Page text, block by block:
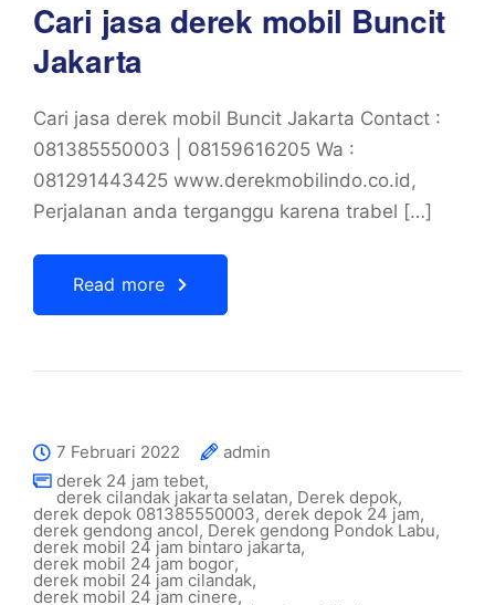
Cari jasa derek mobil Buncit
Jakarta
Cari jasa derek mobil Buncit Jakarta Contact :
081385550003 | 08159616205 Wa :
081291443425 www.derekmobilindo.co.id,
Perjalanan anda terganggu karena trabel […]
Read more
7 Februari 2022
admin
derek 24 jam tebet,
derek cilandak jakarta selatan, Derek depok,
derek depok 081385550003, derek depok 24 jam,
derek gendong ancol, Derek gendong Pondok Labu,
derek mobil 24 jam bintaro jakarta,
derek mobil 24 jam bogor,
derek mobil 24 jam cilandak,
derek mobil 24 jam cinere,